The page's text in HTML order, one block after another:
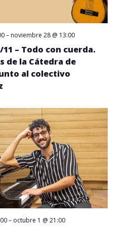
11 – Todo con cuerda.
de la Cátedra de
al colectivo
– noviembre 28 @ 13:00
– octubre 1 @ 21:00